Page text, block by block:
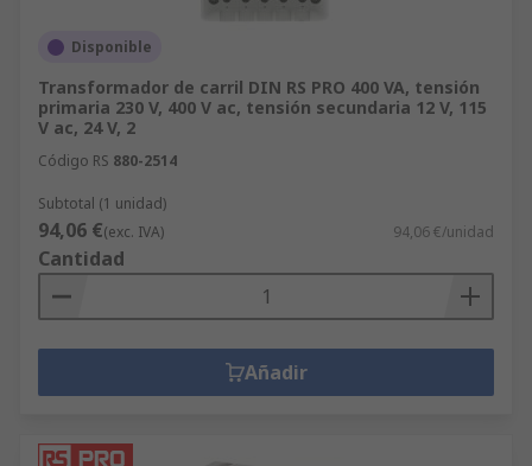
Disponible
Transformador de carril DIN RS PRO 400 VA, tensión
primaria 230 V, 400 V ac, tensión secundaria 12 V, 115
V ac, 24 V, 2
Código RS 880-2514
Subtotal (1 unidad)
94,06 €(exc. IVA) 94,06 €/unidad
Cantidad
Añadir